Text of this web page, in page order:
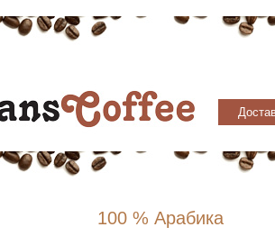
100 % Арабика